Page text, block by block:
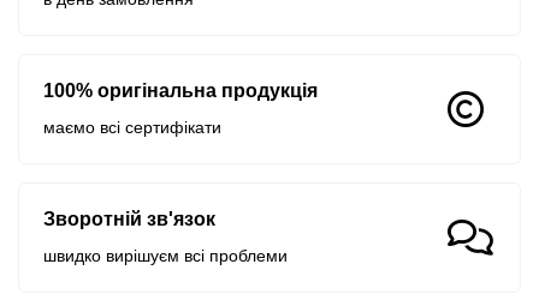
100% оригінальна продукція
маємо всі сертифікати
Зворотній зв'язок
швидко вирішуєм всі проблеми